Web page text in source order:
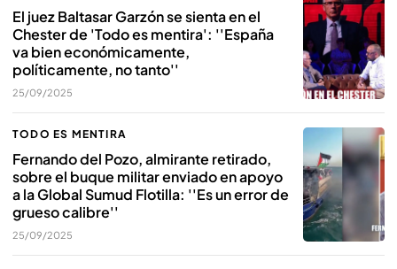
El juez Baltasar Garzón se sienta en el
Chester de 'Todo es mentira': ''España
va bien económicamente,
políticamente, no tanto''
25/09/2025
TODO ES MENTIRA
Fernando del Pozo, almirante retirado,
sobre el buque militar enviado en apoyo
a la Global Sumud Flotilla: ''Es un error de
grueso calibre''
25/09/2025